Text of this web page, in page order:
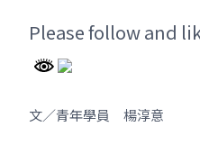
Please follow and
文／青年學員 楊淳意